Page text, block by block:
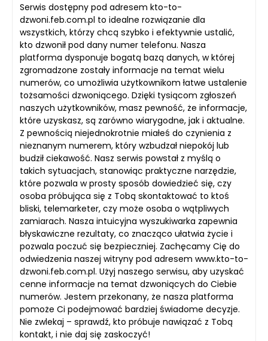
Serwis dostępny pod adresem kto-to-
dzwoni.feb.com.pl to idealne rozwiązanie dla
wszystkich, którzy chcą szybko i efektywnie ustalić,
kto dzwonił pod dany numer telefonu. Nasza
platforma dysponuje bogatą bazą danych, w której
zgromadzone zostały informacje na temat wielu
numerów, co umożliwia użytkownikom łatwe ustalenie
tożsamości dzwoniącego. Dzięki tysiącom zgłoszeń
naszych użytkowników, masz pewność, że informacje,
które uzyskasz, są zarówno wiarygodne, jak i aktualne.
Z pewnością niejednokrotnie miałeś do czynienia z
nieznanym numerem, który wzbudzał niepokój lub
budził ciekawość. Nasz serwis powstał z myślą o
takich sytuacjach, stanowiąc praktyczne narzędzie,
które pozwala w prosty sposób dowiedzieć się, czy
osoba próbująca się z Tobą skontaktować to ktoś
bliski, telemarketer, czy może osoba o wątpliwych
zamiarach. Nasza intuicyjna wyszukiwarka zapewnia
błyskawiczne rezultaty, co znacząco ułatwia życie i
pozwala poczuć się bezpieczniej. Zachęcamy Cię do
odwiedzenia naszej witryny pod adresem www.kto-to-
dzwoni.feb.com.pl. Użyj naszego serwisu, aby uzyskać
cenne informacje na temat dzwoniących do Ciebie
numerów. Jestem przekonany, że nasza platforma
pomoże Ci podejmować bardziej świadome decyzje.
Nie zwlekaj – sprawdź, kto próbuje nawiązać z Tobą
kontakt, i nie daj się zaskoczyć!